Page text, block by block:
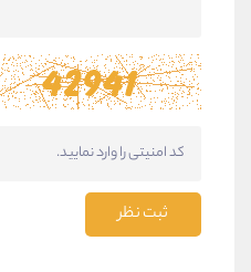
ثبت نظر